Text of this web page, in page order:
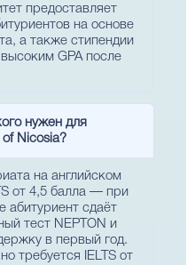
предоставляет
на основе
а также стипендии
GPA после
нужен для
of Nicosia?
на английском
от 4,5 балла — при
абитуриент сдаёт
тест NEPTON и
в первый год.
требуется IELTS от